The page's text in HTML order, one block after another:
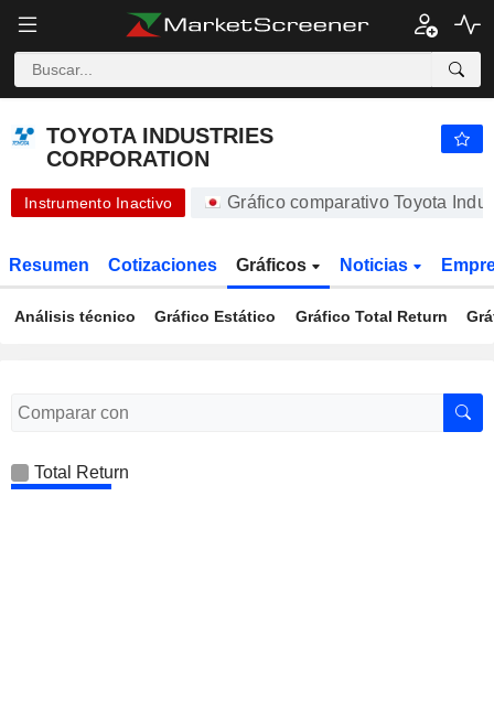
TOYOTA INDUSTRIES CORPORATION 20.450,00 ¥ -
TOYOTA INDUSTRIES
CORPORATION
Instrumento Inactivo Gráfico comparativo Toyota
Resumen Cotizaciones Gráficos Noticias
Análisis técnico Gráfico Estático Gráfico Total Return
Total Return